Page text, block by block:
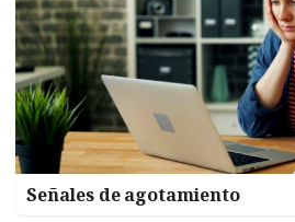
Señales de agotamiento